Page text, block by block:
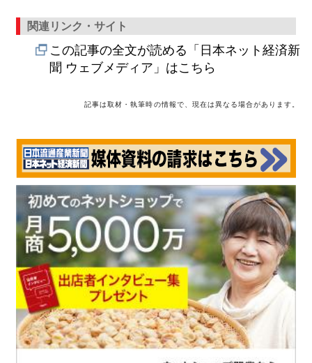
関連リンク・サイト
この記事の全文が読める「日本ネット経済新
聞 ウェブメディア」はこちら
記事は取材・執筆時の情報で、現在は異なる場合があります。